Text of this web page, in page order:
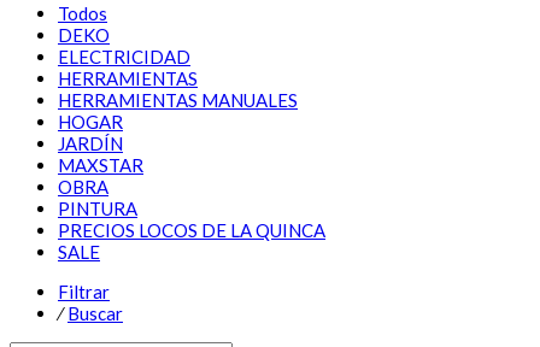
Todos
DEKO
ELECTRICIDAD
HERRAMIENTAS
HERRAMIENTAS MANUALES
HOGAR
JARDÍN
MAXSTAR
OBRA
PINTURA
PRECIOS LOCOS DE LA QUINCA
SALE
Filtrar
⁄ Buscar